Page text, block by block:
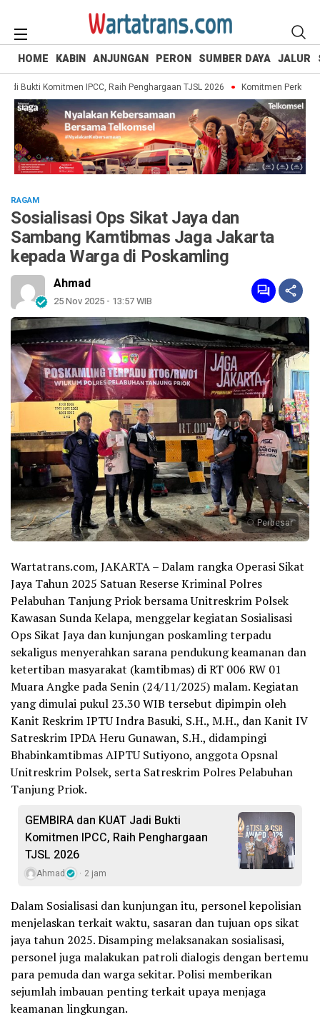
HOME KABIN ANJUNGAN PERON SUMBER DAYA JALUR
Bukti Komitmen IPCC, Raih Penghargaan TJSL 2026 Komitmen Perkuat
RAGAM
Sosialisasi Ops Sikat Jaya dan
Sambang Kamtibmas Jaga Jakarta
kepada Warga di Poskamling
Ahmad
25 Nov 2025 - 13:57 WIB
Perbesar
Wartatrans.com, JAKARTA – Dalam rangka Operasi Sikat
Jaya Tahun 2025 Satuan Reserse Kriminal Polres
Pelabuhan Tanjung Priok bersama Unitreskrim Polsek
Kawasan Sunda Kelapa, menggelar kegiatan Sosialisasi
Ops Sikat Jaya dan kunjungan poskamling terpadu
sekaligus menyerahkan sarana pendukung keamanan dan
ketertiban masyarakat (kamtibmas) di RT 006 RW 01
Muara Angke pada Senin (24/11/2025) malam. Kegiatan
yang dimulai pukul 23.30 WIB tersebut dipimpin oleh
Kanit Reskrim IPTU Indra Basuki, S.H., M.H., dan Kanit IV
Satreskrim IPDA Heru Gunawan, S.H., didampingi
Bhabinkamtibmas AIPTU Sutiyono, anggota Opsnal
Unitreskrim Polsek, serta Satreskrim Polres Pelabuhan
Tanjung Priok.
GEMBIRA dan KUAT Jadi Bukti
Komitmen IPCC, Raih Penghargaan
TJSL 2026
Ahmad 2 jam
Dalam Sosialisasi dan kunjungan itu, personel kepolisian
menjelaskan terkait waktu, sasaran dan tujuan ops sikat
jaya tahun 2025. Disamping melaksanakan sosialisasi,
personel juga malakukan patroli dialogis dengan bertemu
para pemuda dan warga sekitar. Polisi memberikan
sejumlah imbauan penting terkait upaya menjaga
keamanan lingkungan.